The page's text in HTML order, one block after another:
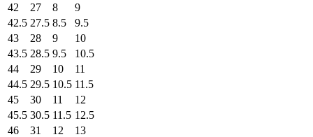
42
27 8
9
42.5 27.5 8.5
9.5
43
28 9
10
43.5 28.5 9.5
10.5
44
29 10
11
44.5 29.5 10.5 11.5
45
30 11
12
45.5 30.5 11.5 12.5
46
31 12
13